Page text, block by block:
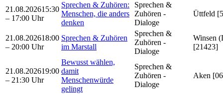
21.08.202615:30
– 17:00 Uhr
Sprechen & Zuhören:
Menschen, die anders
denken
Sprechen &
Zuhören -
Dialoge
Üttfeld
21.08.202618:00
– 20:00 Uhr
Sprechen & Zuhören
im Marstall
Sprechen &
Zuhören -
Dialoge
Winsen
[21423]
21.08.202619:00
– 21:30 Uhr
Bewusst wählen,
damit
Menschenwürde
gelingt
Sprechen &
Zuhören -
Dialoge
Aken